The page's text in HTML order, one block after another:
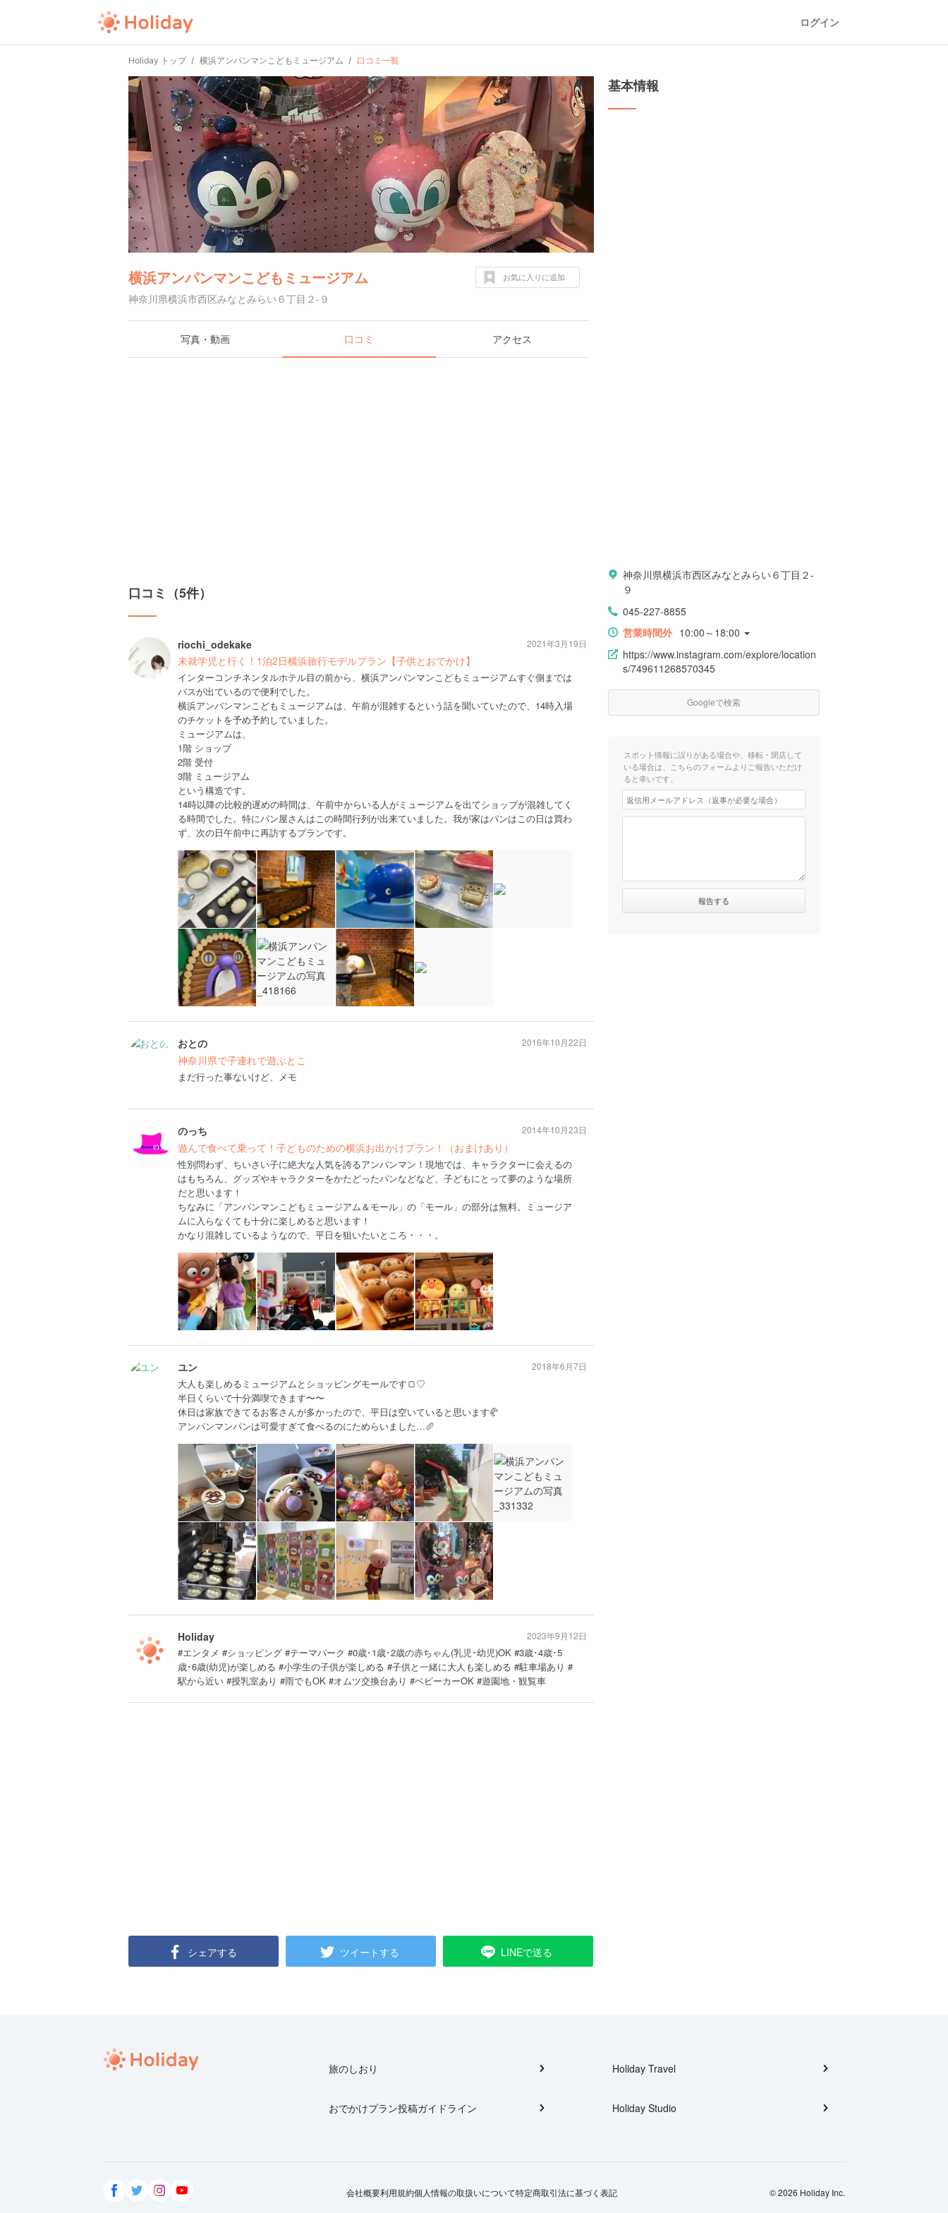
ログイン
Holiday トップ 横浜アンパンマンこどもミュージアム 口コミ一覧
横浜アンパンマンこどもミュージアム
神奈川県横浜市西区みなとみらい６丁目２-９
お気に入りに追加
写真・動画 口コミ アクセス
口コミ（5件）
riochi_odekake
未就学児と行く！1泊2日横浜旅行モデルプラン【子供とおでかけ】
インターコンチネンタルホテル目の前から、横浜アンパンマンこどもミュージアムすぐ側までは
バスが出ているので便利でした。
横浜アンパンマンこどもミュージアムは、午前が混雑するという話を聞いていたので、14時入場
のチケットを予め予約していました。
ミュージアムは、
1階 ショップ
2階 受付
3階 ミュージアム
という構造です。
14時以降の比較的遅めの時間は、午前中からいる人がミュージアムを出てショップが混雑してく
る時間でした。特にパン屋さんはこの時間行列が出来ていました。我が家はパンはこの日は買わ
ず、次の日午前中に再訪するプランです。
2021年3月19日
おとの
神奈川県で子連れで遊ぶとこ
まだ行った事ないけど、メモ
2016年10月22日
のっち
遊んで食べて乗って！子どものための横浜お出かけプラン！（おまけあり）
性別問わず、ちいさい子に絶大な人気を誇るアンパンマン！現地では、キャラクターに会えるの
はもちろん、グッズやキャラクターをかたどったパンなどなど、子どもにとって夢のような場所
だと思います！
ちなみに「アンパンマンこどもミュージアム＆モール」の「モール」の部分は無料。ミュージア
ムに入らなくても十分に楽しめると思います！
かなり混雑しているようなので、平日を狙いたいところ・・・。
2014年10月23日
ユン
大人も楽しめるミュージアムとショッピングモールです🍞♡
半日くらいで十分満喫できます〜〜
休日は家族できてるお客さんが多かったので、平日は空いていると思います🥐
アンパンマンパンは可愛すぎて食べるのにためらいました…🥖
2018年6月7日
Holiday
#エンタメ #ショッピング #テーマパーク #0歳･1歳･2歳の赤ちゃん(乳児･幼児)OK #3歳･4歳･5
歳･6歳(幼児)が楽しめる #小学生の子供が楽しめる #子供と一緒に大人も楽しめる #駐車場あり #
駅から近い #授乳室あり #雨でもOK #オムツ交換台あり #ベビーカーOK #遊園地・観覧車
2023年9月12日
シェアする ツイートする LINEで送る
基本情報
神奈川県横浜市西区みなとみらい６丁目２-
９
045-227-8855
営業時間外 10:00～18:00
https://www.instagram.com/explore/location
s/749611268570345
Googleで検索
スポット情報に誤りがある場合や、移転・閉店して
いる場合は、こちらのフォームよりご報告いただけ
ると幸いです。
旅のしおり
おでかけプラン投稿ガイドライン
Holiday Travel
Holiday Studio
会社概要利用規約個人情報の取扱いについて特定商取引法に基づく表記 © 2026 Holiday Inc.